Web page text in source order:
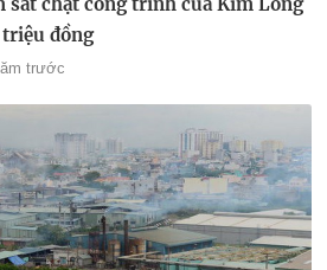
đồng
trước